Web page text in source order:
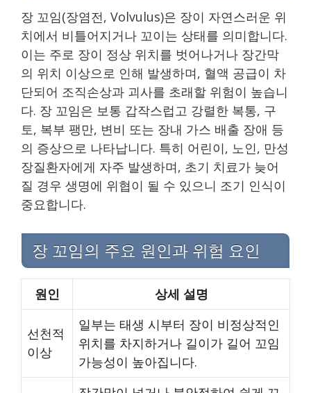
장 꼬임(장염전, Volvulus)은 장이 자연스러운 위
치에서 비틀어지거나 꼬이는 상태를 의미합니다.
이는 주로 장이 정상 위치를 벗어나거나 장간막
의 위치 이상으로 인해 발생하며, 혈액 공급이 차
단되어 조직손상과 괴사를 초래할 위험이 높습니
다. 장 꼬임은 보통 갑작스럽고 강렬한 복통, 구
토, 복부 팽만, 변비 또는 장내 가스 배출 장애 등
의 증상으로 나타납니다. 특히 어린이, 노인, 만성
장질환자에게 자주 발생하며, 초기 치료가 늦어
질 경우 생명에 위협이 될 수 있으니 조기 인식이
중요합니다.
장 꼬임의 주요 원인과 위험 요인
원인 상세 설명
선천적
이상
일부는 태생 시부터 장이 비정상적인
위치를 차지하거나 길이가 길어 꼬임
가능성이 높아집니다.